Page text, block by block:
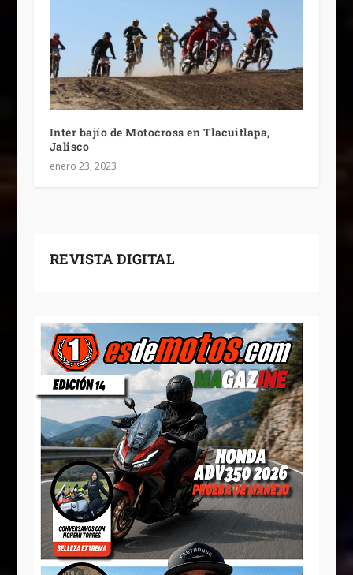
Inter bajío de Motocross en Tlacuitlapa,
Jalisco
enero 23, 2023
REVISTA DIGITAL